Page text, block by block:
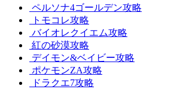
ペルソナ4ゴールデン攻略
トモコレ攻略
バイオレクイエム攻略
紅の砂漠攻略
デイモン&ベイビー攻略
ポケモンZA攻略
ドラクエ7攻略